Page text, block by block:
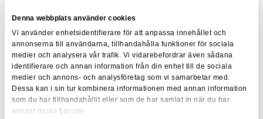
Denna webbplats använder cookies
Vi använder enhetsidentifierare för att anpassa innehållet och
annonserna till användarna, tillhandahålla funktioner för sociala
medier och analysera vår trafik. Vi vidarebefordrar även sådana
identifierare och annan information från din enhet till de sociala
medier och annons- och analysföretag som vi samarbetar med.
Dessa kan i sin tur kombinera informationen med annan information
som du har tillhandahållit eller som de har samlat in när du har
använt deras tjänster.
Du har erfarenhet av att arbeta med socialt
hållbarhetsarbete.
Goda kunskaper i svenska såväl i tal som skrift.
Du behärskar engelska i tal.
B-körkort.